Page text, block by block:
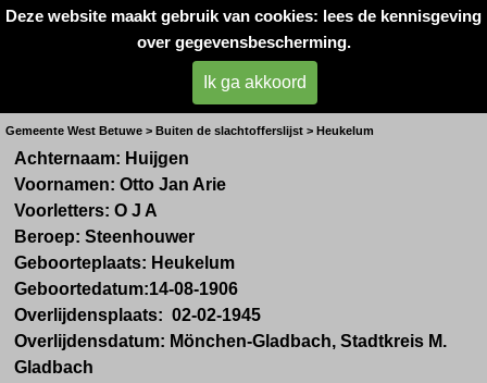
Deze website maakt gebruik van cookies: lees de kennisgeving
over gegevensbescherming.
Ik ga akkoord
Oorlogsslachtoffers
West- Betuwe
Dhr. O.J.A. Huijgen uit Heukelum
Gemeente West Betuwe > Buiten de slachtofferslijst > Heukelum
Achternaam: Huijgen
Voornamen: Otto Jan Arie
Voorletters: O J A
Beroep: Steenhouwer
Geboorteplaats: Heukelum
Geboortedatum:14-08-1906
Overlijdensplaats: 02-02-1945
Overlijdensdatum: Mönchen-Gladbach, Stadtkreis M.
Gladbach